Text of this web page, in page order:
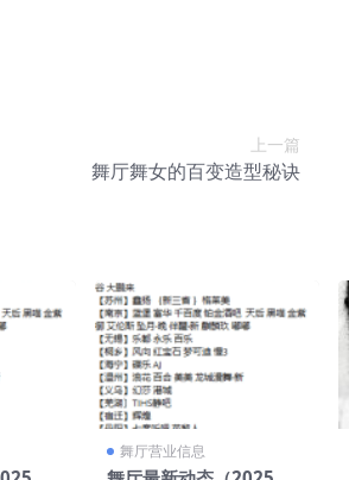
上一篇
舞厅舞女的百变造型秘诀
舞厅营业信息